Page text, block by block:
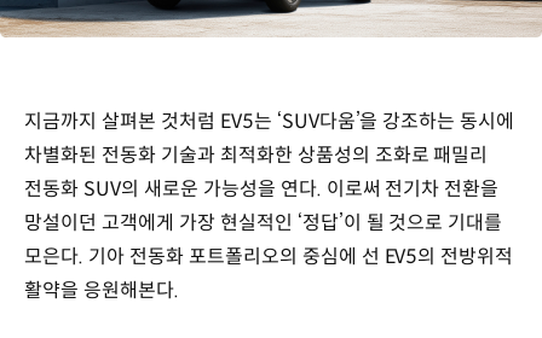
지금까지 살펴본 것처럼 EV5는 ‘SUV다움’을 강조하는 동시에
차별화된 전동화 기술과 최적화한 상품성의 조화로 패밀리
전동화 SUV의 새로운 가능성을 연다. 이로써 전기차 전환을
망설이던 고객에게 가장 현실적인 ‘정답’이 될 것으로 기대를
모은다. 기아 전동화 포트폴리오의 중심에 선 EV5의 전방위적
활약을 응원해본다.